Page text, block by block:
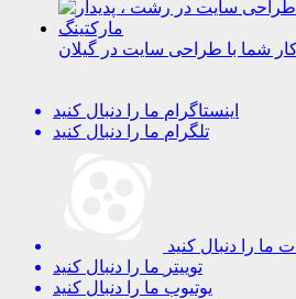
شما با طراحی سایت در گیلان
اینستاگرام ما را دنبال کنید
تلگرام ما را دنبال کنید
ما را دنبال کنید
توییتر ما را دنبال کنید
یوتیوب ما را دنبال کنید